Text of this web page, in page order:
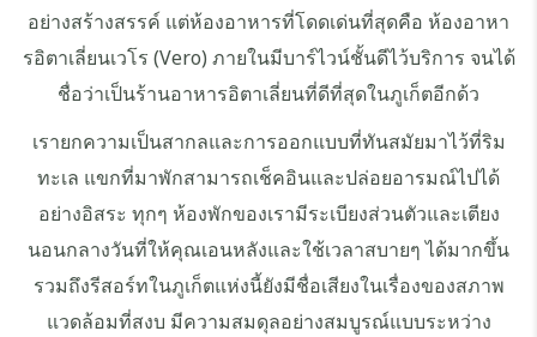
อย่างสร้างสรรค์ แต่ห้องอาหารที่โดดเด่นที่สุดคือ ห้องอาหา
รอิตาเลี่ยนเวโร (Vero) ภายในมีบาร์ไวน์ชั้นดีไว้บริการ จนได้
ชื่อว่าเป็นร้านอาหารอิตาเลี่ยนที่ดีที่สุดในภูเก็ตอีกด้ว
เรายกความเป็นสากลและการออกแบบที่ทันสมัยมาไว้ที่ริม
ทะเล แขกที่มาพักสามารถเช็คอินและปล่อยอารมณ์ไปได้
อย่างอิสระ ทุกๆ ห้องพักของเรามีระเบียงส่วนตัวและเตียง
นอนกลางวันที่ให้คุณเอนหลังและใช้เวลาสบายๆ ได้มากขึ้น
รวมถึงรีสอร์ทในภูเก็ตแห่งนี้ยังมีชื่อเสียงในเรื่องของสภาพ
แวดล้อมที่สงบ มีความสมดุลอย่างสมบูรณ์แบบระหว่าง